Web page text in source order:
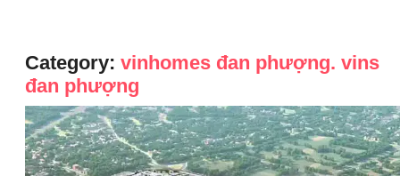
Category: vinhomes đan phượng. vins
đan phượng